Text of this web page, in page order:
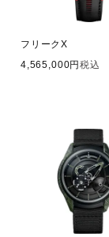
フリークX
4,565,000
税込